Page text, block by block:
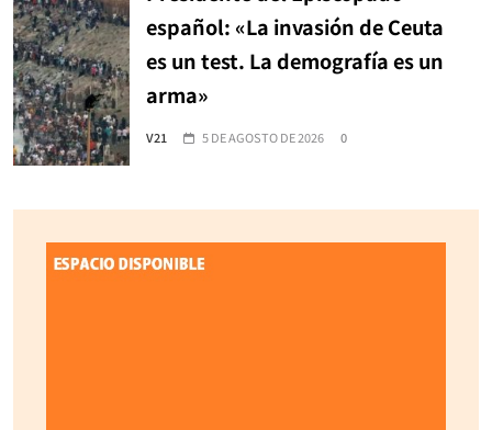
español: «La invasión de Ceuta
es un test. La demografía es un
arma»
V21 5 DE AGOSTO DE 2026 0